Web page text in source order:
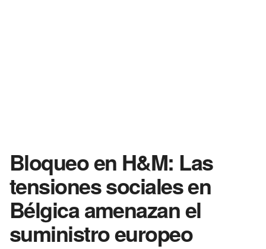
Bloqueo en H&M: Las
tensiones sociales en
Bélgica amenazan el
suministro europeo